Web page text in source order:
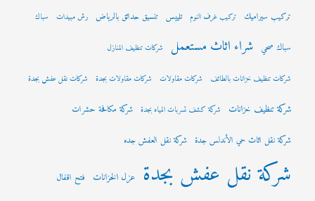
تركيب سيراميك تركيب غرف النوم تلييس تنسيق حدائق بالرياض رش مبيدات سباك
سباك صحي شراء اثاث مستعمل شركات تنظيف المنازل
شركات تنظيف خزانات بالطائف شركات مقاولات شركات مقاولات بجدة شركات نقل عفش بجدة
شركة تنظيف خزانات شركة كشف تسربات المياه بجدة شركة مكافحة حشرات
شركة نقل اثاث حي الأندلس جدة شركة نقل العفش جده
شركة نقل عفش بجدة عزل الخزانات فتح اقفال